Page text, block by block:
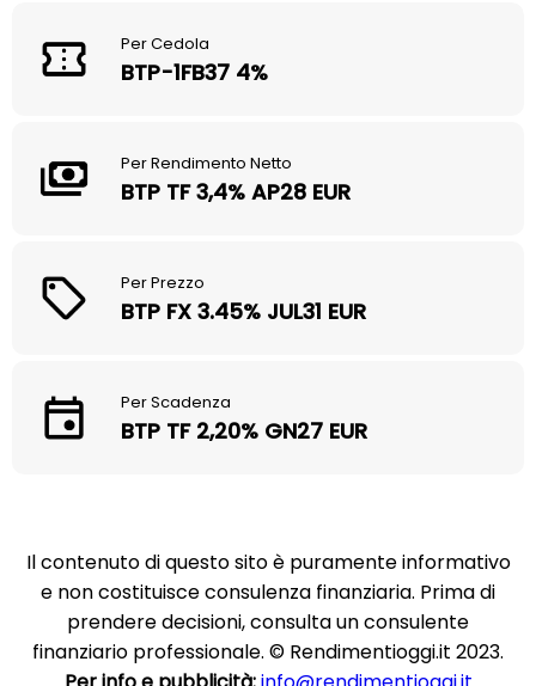
Per Cedola
BTP-1FB37 4%
Per Rendimento Netto
BTP TF 3,4% AP28 EUR
Per Prezzo
BTP FX 3.45% JUL31 EUR
Per Scadenza
BTP TF 2,20% GN27 EUR
Il contenuto di questo sito è puramente informativo
e non costituisce consulenza finanziaria. Prima di
prendere decisioni, consulta un consulente
finanziario professionale. © Rendimentioggi.it 2023.